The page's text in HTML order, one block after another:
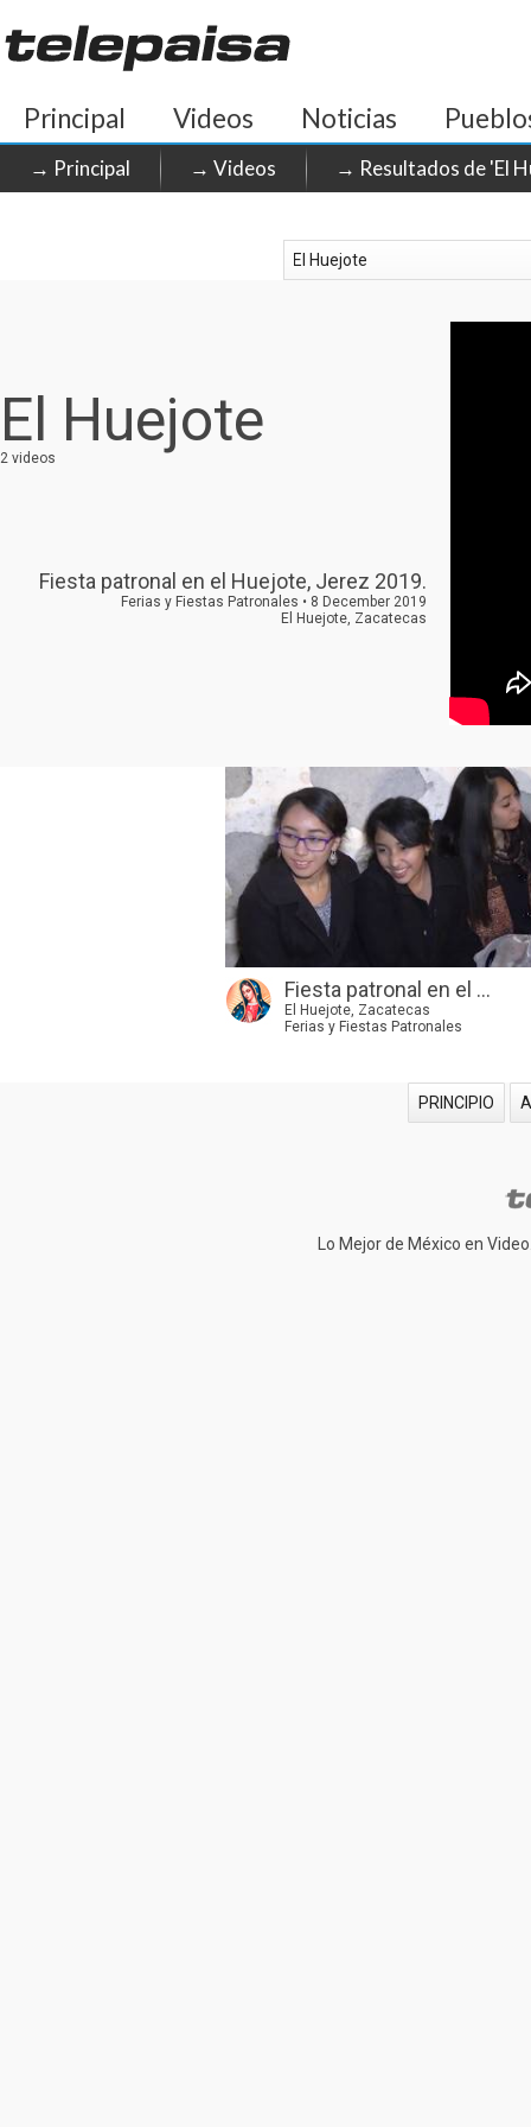
Principal Videos Noticias
→ Principal → Videos → Resultados de 'El
El Huejote
2 videos
Fiesta patronal en el Huejote, Jerez 2019.
Ferias y Fiestas Patronales • 8 December 2019
El Huejote, Zacatecas
Fiesta patronal en el ...
El Huejote, Zacatecas
Ferias y Fiestas Patronales
PRINCIPIO
Lo Mejor de México en